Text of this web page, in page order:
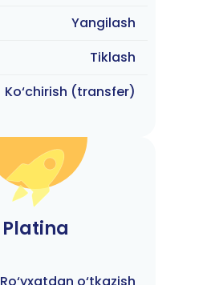
Yangilash
Tiklash
Ko‘chirish (transfer)
Platina